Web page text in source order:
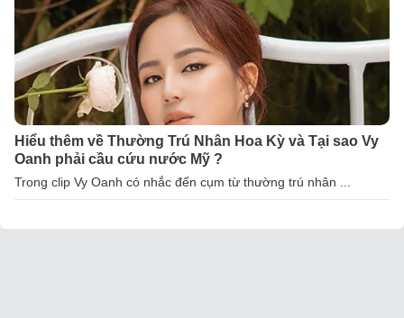
Hiểu thêm về Thường Trú Nhân Hoa Kỳ và Tại sao Vy
Oanh phải cầu cứu nước Mỹ ?
Trong clip Vy Oanh có nhắc đến cụm từ thường trú nhân ...